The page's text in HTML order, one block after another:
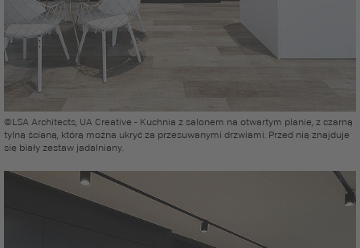
©LSA Architects, UA Creative - Kuchnia z salonem na otwartym planie, z czarną
tylną ścianą, którą można ukryć za przesuwanymi drzwiami. Przed nią znajduje
się biały zestaw jadalniany.